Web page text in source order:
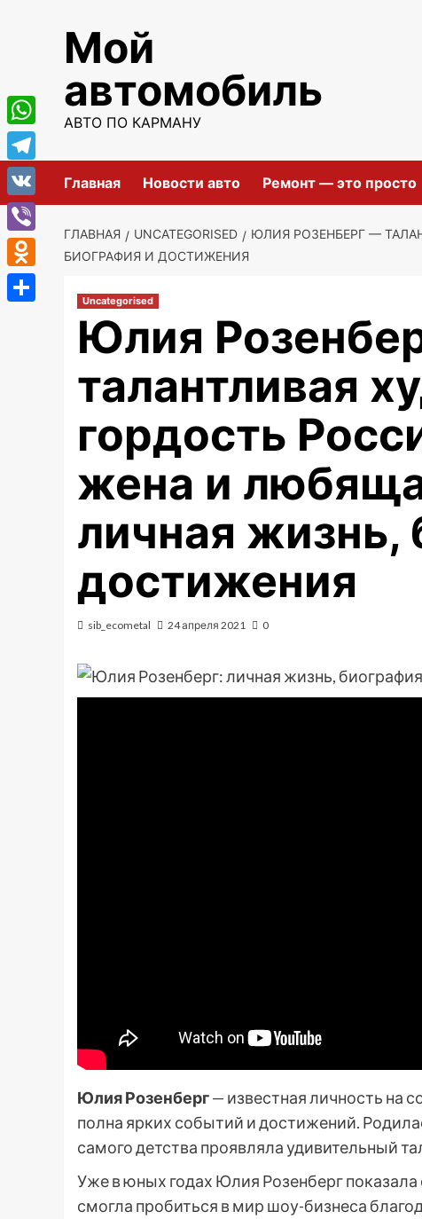
содержимомуМой
автомобиль
АВТО ПО КАРМАНУ
Главная Новости авто Ремонт — это просто
ГЛАВНАЯ UNCATEGORISED
ЮЛИЯ РОЗЕНБЕРГ —
БИОГРАФИЯ И ДОСТИЖЕНИЯ
Uncategorised
Юлия
талантливая
гордость
жена и
личная жизнь,
достижения
sib_ecometal 24 апреля 2021 0
Юлия Розенберг— известная личность на
полна ярких событий и достижений.
самого детства проявляла удивительный
Уже в юных годах Юлия Розенберг
смогла пробиться в мир шоу-бизнеса
WhatsApp
Telegram
VK
Viber
Odnoklassniki